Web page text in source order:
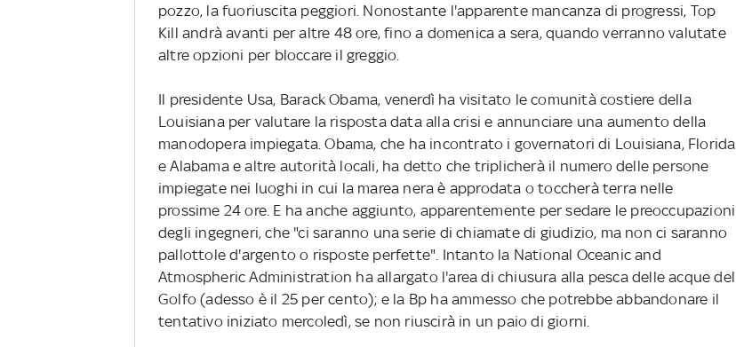
pozzo, la fuoriuscita peggiori. Nonostante l'apparente mancanza di progressi, Top
Kill andrà avanti per altre 48 ore, fino a domenica a sera, quando verranno valutate
altre opzioni per bloccare il greggio.
Il presidente Usa, Barack Obama, venerdì ha visitato le comunità costiere della
Louisiana per valutare la risposta data alla crisi e annunciare una aumento della
manodopera impiegata. Obama, che ha incontrato i governatori di Louisiana, Florida
e Alabama e altre autorità locali, ha detto che triplicherà il numero delle persone
impiegate nei luoghi in cui la marea nera è approdata o toccherà terra nelle
prossime 24 ore. E ha anche aggiunto, apparentemente per sedare le preoccupazioni
degli ingegneri, che "ci saranno una serie di chiamate di giudizio, ma non ci saranno
pallottole d'argento o risposte perfette". Intanto la National Oceanic and
Atmospheric Administration ha allargato l'area di chiusura alla pesca delle acque del
Golfo (adesso è il 25 per cento); e la Bp ha ammesso che potrebbe abbandonare il
tentativo iniziato mercoledì, se non riuscirà in un paio di giorni.